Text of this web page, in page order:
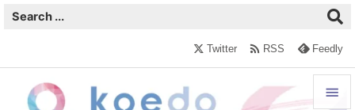

Twitter  RSS Feedly